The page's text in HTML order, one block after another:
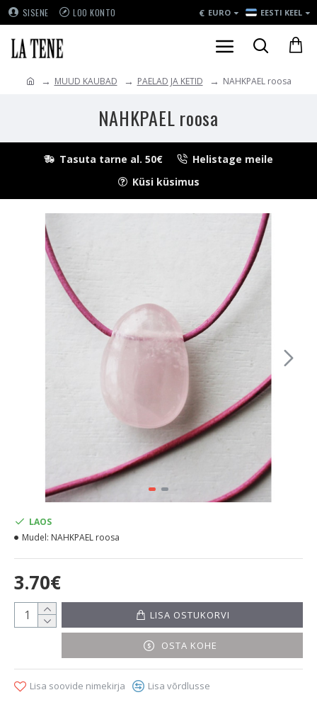
SISENE LOO KONTO € EURO EESTI KEEL
MUUD KAUBAD PAELAD JA KETID NAHKPAEL roosa
NAHKPAEL roosa
Tasuta tarne al. 50€
Helistage meile
Küsi küsimus
3.70€
LAOS
Mudel: NAHKPAEL roosa
LISA OSTUKORVI
OSTA KOHE
Lisa soovide nimekirja Lisa võrdlusse